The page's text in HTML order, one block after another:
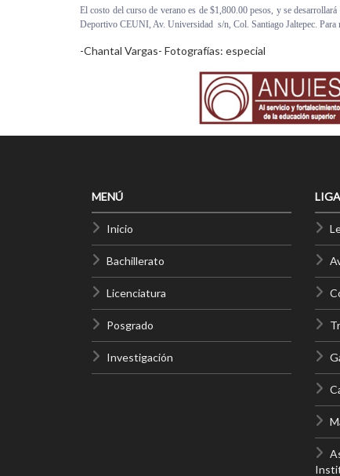
El costo del curso de verano es de $1,800.00 pesos, y se
Deportivo CEUNI, Av. Universidad s/n, Col. Santiago Jaltepec.
-Chantal Vargas- Fotografías: especial
MENÚ
Inicio
Bachillerato
Licenciatura
Posgrado
Investigación